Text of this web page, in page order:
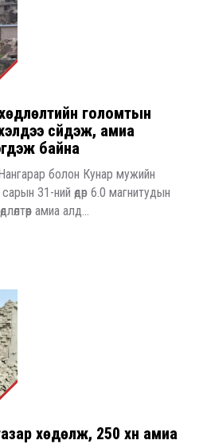
голомтын
сүйдэж, амиа
байна
болон Кунар мужийн
31-ний өдөр 6.0 магнитудын
амиа алд...
хөдөлж, 250 хүн амиа